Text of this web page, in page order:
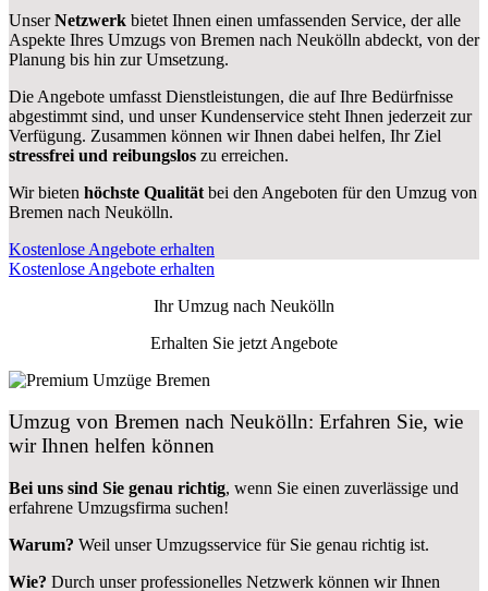
UnserNetzwerk bietet Ihnen einen umfassenden Service, der alle
Aspekte Ihres Umzugs von Bremen nach Neukölln abdeckt, von der
Planung bis hin zur Umsetzung.
Die Angebote umfasst Dienstleistungen, die auf Ihre Bedürfnisse
abgestimmt sind, und unser Kundenservice steht Ihnen jederzeit zur
Verfügung. Zusammen können wir Ihnen dabei helfen, Ihr Ziel
stressfrei und reibungslos zu erreichen.
Wir bieten höchste Qualität bei den Angeboten für den Umzug von
Bremen nach Neukölln.
Kostenlose Angebote erhalten
Kostenlose Angebote erhalten
Ihr Umzug nach Neukölln
Erhalten Sie jetzt Angebote
Umzug von Bremen nach Neukölln: Erfahren Sie, wie
wir Ihnen helfen können
Bei uns sind Sie genau richtig, wenn Sie einen zuverlässige und
erfahrene Umzugsfirma suchen!
Warum? Weil unser Umzugsservice für Sie genau richtig ist.
Wie? Durch unser professionelles Netzwerk können wir Ihnen